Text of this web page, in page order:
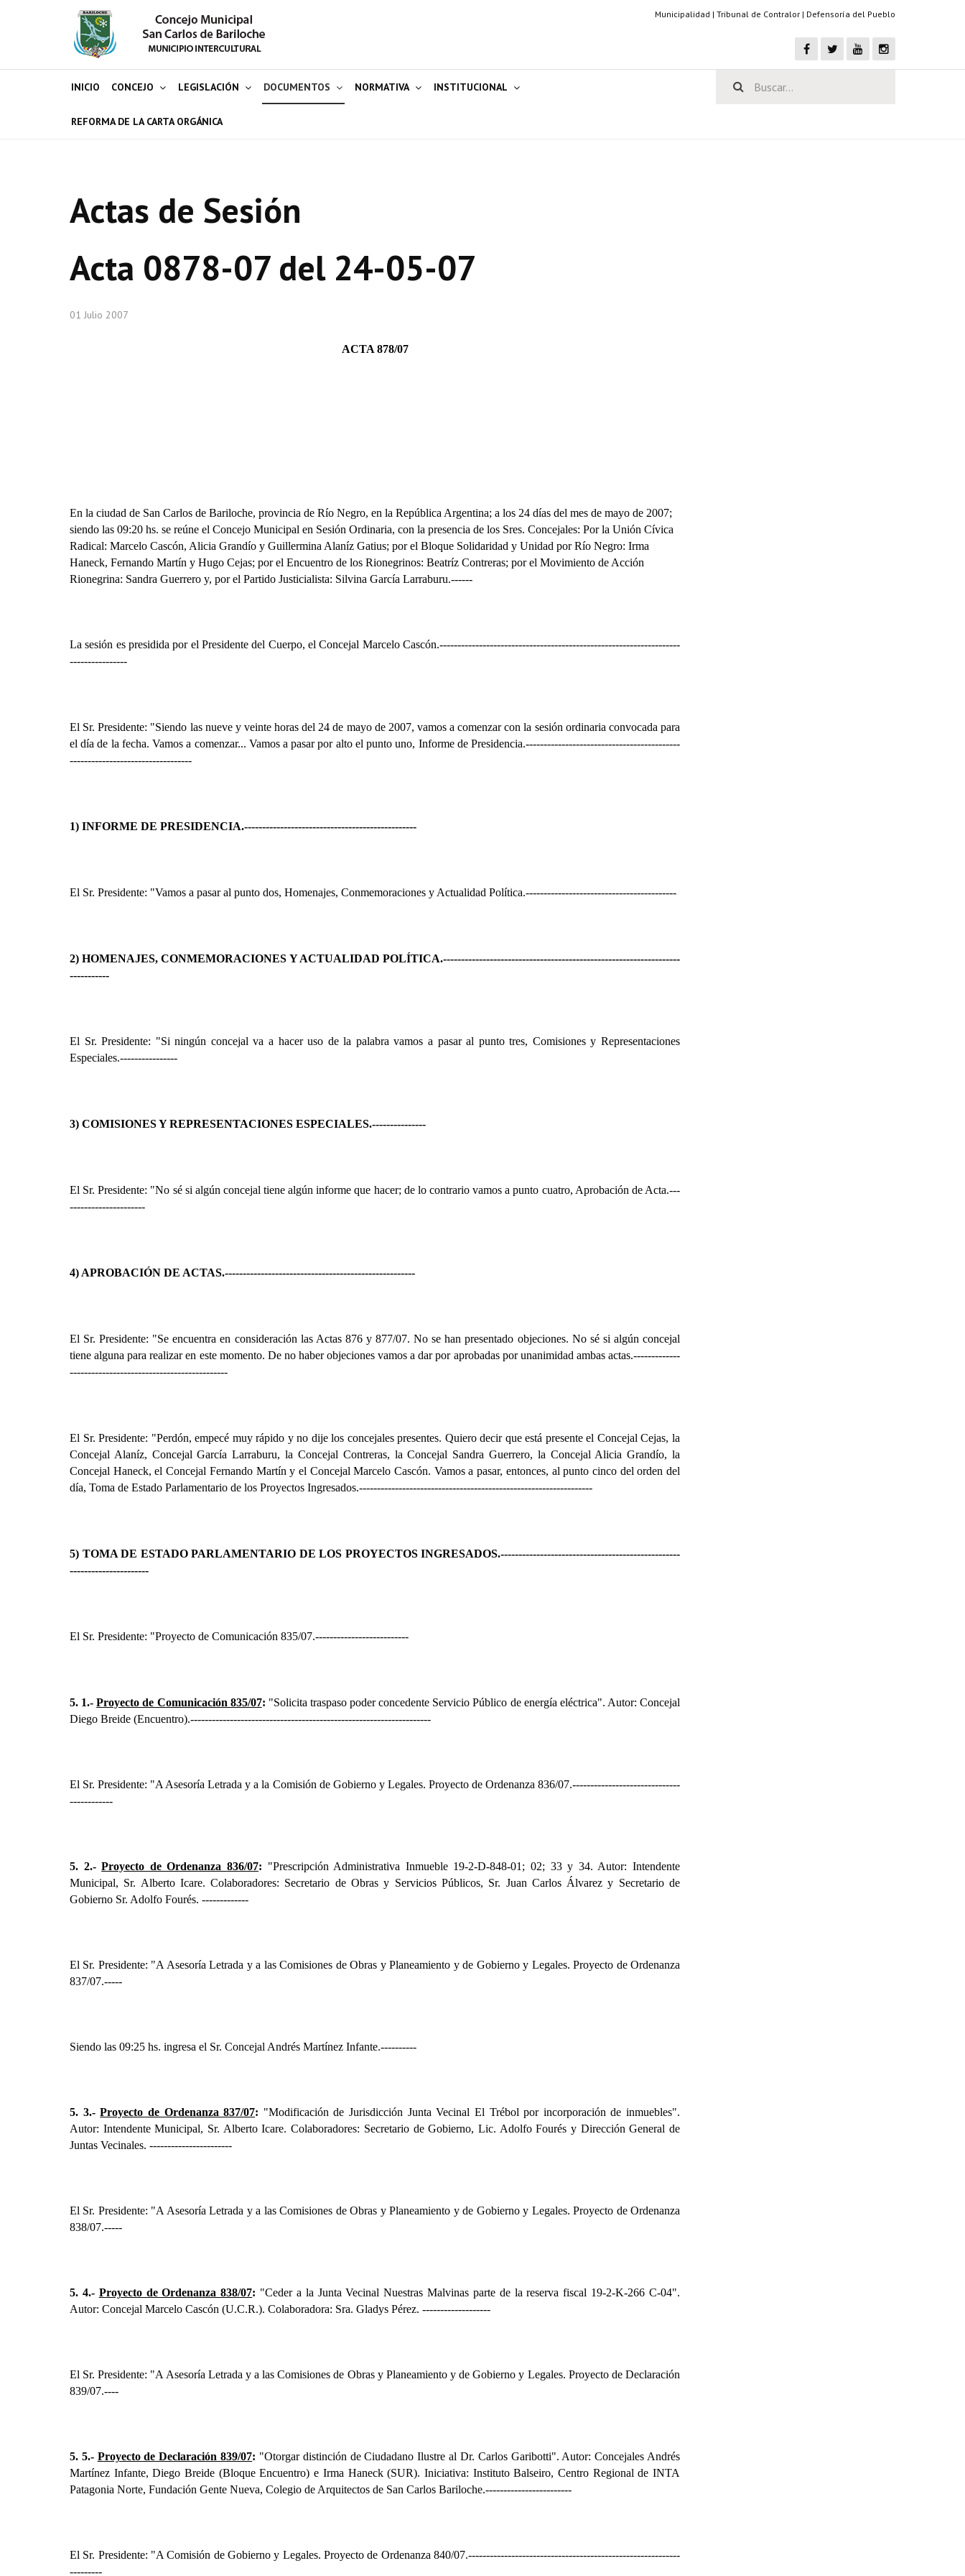
Municipalidad | Tribunal de Contralor | Defensoría del Pueblo
INICIO CONCEJO LEGISLACIÓN DOCUMENTOS NORMATIVA INSTITUCIONAL
REFORMA DE LA CARTA ORGÁNICA
Actas de Sesión
Acta 0878-07 del 24-05-07
01 Julio 2007
ACTA 878/07
En la ciudad de San Carlos de Bariloche, provincia de Río Negro, en la República Argentina; a los 24 días del mes de mayo de 2007;
siendo las 09:20 hs. se reúne el Concejo Municipal en Sesión Ordinaria, con la presencia de los Sres. Concejales: Porla Unión Cívica
Radical: Marcelo Cascón, Alicia Grandío y Guillermina Alaníz Gatius; por el Bloque Solidaridad y Unidad por Río Negro: Irma
Haneck, Fernando Martín y Hugo Cejas; por el Encuentro de los Rionegrinos: Beatríz Contreras; por el Movimiento de Acción
Rionegrina: Sandra Guerrero y, por el Partido Justicialista: Silvina García Larraburu.------
La sesión es presidida por el Presidente del Cuerpo, el Concejal Marcelo Cascón.-------------------------------------------------------------------
----------------
El Sr. Presidente: "Siendo las nueve y veinte horas del 24 de mayo de 2007, vamos a comenzar con la sesión ordinaria convocada para
el día de la fecha. Vamos a comenzar... Vamos a pasar por alto el punto uno, Informe de Presidencia.-------------------------------------------
----------------------------------
1) INFORME DE PRESIDENCIA.------------------------------------------------
El Sr. Presidente: "Vamos a pasar al punto dos, Homenajes, Conmemoraciones y Actualidad Política.------------------------------------------
2) HOMENAJES, CONMEMORACIONES Y ACTUALIDAD POLÍTICA.------------------------------------------------------------------
-----------
El Sr. Presidente: "Si ningún concejal va a hacer uso de la palabra vamos a pasar al punto tres, Comisiones y Representaciones
Especiales.----------------
3) COMISIONES Y REPRESENTACIONES ESPECIALES.---------------
El Sr. Presidente: "No sé si algún concejal tiene algún informe que hacer; de lo contrario vamos a punto cuatro, Aprobación de Acta.---
---------------------
4) APROBACIÓN DE ACTAS.-----------------------------------------------------
El Sr. Presidente: "Se encuentra en consideración las Actas 876 y 877/07. No se han presentado objeciones. No sé si algún concejal
tiene alguna para realizar en este momento. De no haber objeciones vamos a dar por aprobadas por unanimidad ambas actas.-------------
--------------------------------------------
El Sr. Presidente: "Perdón, empecé muy rápido y no dije los concejales presentes. Quiero decir que está presente el Concejal Cejas, la
Concejal Alaníz, Concejal García Larraburu,la Concejal Contreras, la Concejal Sandra Guerrero, la Concejal Alicia Grandío, la
Concejal Haneck, el Concejal Fernando Martín y el Concejal Marcelo Cascón. Vamos a pasar, entonces, al punto cinco del orden del
día, Toma de Estado Parlamentario de los Proyectos Ingresados.-----------------------------------------------------------------
5) TOMA DE ESTADO PARLAMENTARIO DE LOS PROYECTOS INGRESADOS.--------------------------------------------------
----------------------
El Sr. Presidente: "Proyecto de Comunicación 835/07.--------------------------
5. 1.-Proyecto de Comunicación 835/07: "Solicita traspaso poder concedente Servicio Público de energía eléctrica". Autor: Concejal
Diego Breide (Encuentro).-------------------------------------------------------------------
El Sr. Presidente: "A Asesoría Letrada y ala Comisión de Gobierno y Legales. Proyecto de Ordenanza 836/07.------------------------------
------------
5. 2.-Proyecto de Ordenanza 836/07: "Prescripción Administrativa Inmueble 19-2-D-848-01; 02; 33 y 34. Autor: Intendente
Municipal, Sr. Alberto Icare. Colaboradores: Secretario de Obras y Servicios Públicos, Sr. Juan Carlos Álvarez y Secretario de
Gobierno Sr. Adolfo Fourés. -------------
El Sr. Presidente: "A Asesoría Letrada y a las Comisiones de Obras y Planeamiento y de Gobierno y Legales. Proyecto de Ordenanza
837/07.-----
Siendo las 09:25 hs. ingresa el Sr. Concejal Andrés Martínez Infante.----------
5. 3.-Proyecto de Ordenanza 837/07: "Modificación de Jurisdicción Junta Vecinal El Trébol por incorporación de inmuebles".
Autor: Intendente Municipal, Sr. Alberto Icare. Colaboradores: Secretario de Gobierno, Lic. Adolfo Fourés y Dirección General de
Juntas Vecinales. -----------------------
El Sr. Presidente: "A Asesoría Letrada y a las Comisiones de Obras y Planeamiento y de Gobierno y Legales. Proyecto de Ordenanza
838/07.-----
5. 4.- Proyecto de Ordenanza 838/07: "Ceder a la Junta Vecinal Nuestras Malvinas parte de la reserva fiscal 19-2-K-266 C-04".
Autor: Concejal Marcelo Cascón (U.C.R.). Colaboradora: Sra. Gladys Pérez. -------------------
El Sr. Presidente: "A Asesoría Letrada y a las Comisiones de Obras y Planeamiento y de Gobierno y Legales. Proyecto de Declaración
839/07.----
5. 5.- Proyecto de Declaración 839/07: "Otorgar distinción de Ciudadano Ilustre al Dr. Carlos Garibotti". Autor: Concejales Andrés
Martínez Infante, Diego Breide (Bloque Encuentro) e Irma Haneck (SUR). Iniciativa: Instituto Balseiro, Centro Regional de INTA
Patagonia Norte, Fundación Gente Nueva, Colegio de Arquitectos de San Carlos Bariloche.------------------------
El Sr. Presidente: "A Comisión de Gobierno y Legales. Proyecto de Ordenanza 840/07.-----------------------------------------------------------
---------